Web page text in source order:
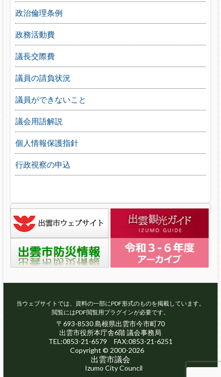
政治倫理条例
政務活動費
議長交際費
議員の請負状況
議員ができないこと
議会用語解説
個人情報保護指針
行政視察の申込
当ウェブサイトでは、資料の一部にPDF形式のものを掲載しています。
閲覧にはPDF閲覧用プラグインが必要です。
〒693-8530 島根県出雲市今市町70
出雲市役所本庁舎6階 議会事務局
TEL:0853-21-6579 FAX:0853-21-6251
Copyright © 2000-2026
出雲市議会
Izumo City Council